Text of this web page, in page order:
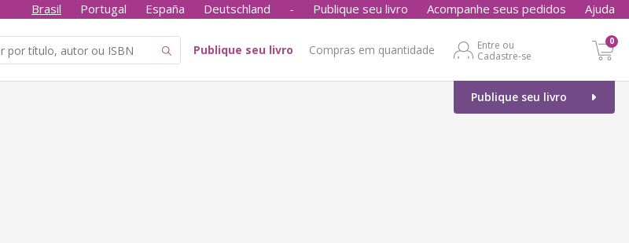
Brasil Portugal España Deutschland - Publique seu livro Acompanhe seus pedidos Ajuda
Publique seu livro Compras em quantidade
Entre ou
Cadastre-se
0
Publique seu livro